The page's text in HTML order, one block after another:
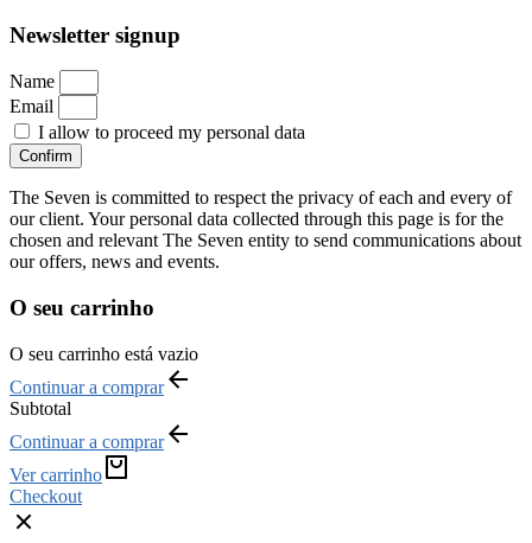
Newsletter signup
Name
Email
I allow to proceed my personal data
Confirm
The Seven is committed to respect the privacy of each and every of
our client. Your personal data collected through this page is for the
chosen and relevant The Seven entity to send communications about
our offers, news and events.
O seu carrinho
O seu carrinho está vazio
Continuar a comprar
Subtotal
Continuar a comprar
Ver carrinho
Checkout